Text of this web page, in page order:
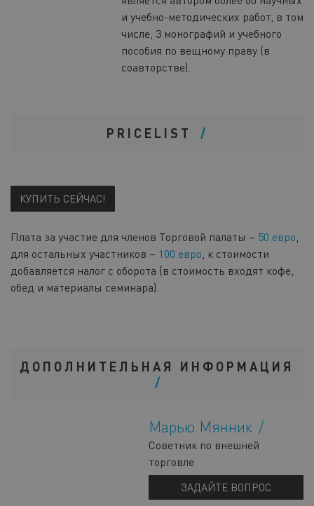
и учебно-методических работ, в том
числе, 3 монографий и учебного
пособия по вещному праву (в
соавторстве).
PRICELIST
КУПИТЬ СЕЙЧАС!
Плата за участие для членов Торговой палаты – 50 евро,
для остальных участников – 100 евро, к стоимости
добавляется налог с оборота (в стоимость входят кофе,
обед и материалы семинара).
ДОПОЛНИТЕЛЬНАЯ ИНФОРМАЦИЯ
Марью Мянник
Советник по внешней
торговле
ЗАДАЙТЕ ВОПРОС